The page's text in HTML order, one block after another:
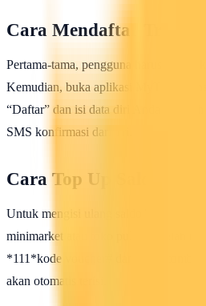
Cara Mendaftar Tri
Pertama-tama, pengguna harus
Kemudian, buka aplikasi MyTri di
“Daftar” dan isi data diri Anda.
SMS konfirmasi dari Tri.
Cara Top Up Saldo Tri
Untuk mengisi ulang saldo Tri,
minimarket atau toko pulsa. Setelah
*111*kode voucher# dan tekan
akan otomatis terisi.